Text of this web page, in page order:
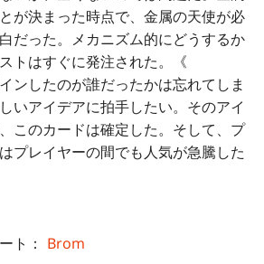
が決まった時点で、金属の天使が必
だった。メカニズム的にどうするか
トはすぐに発注された。《
ンしたのが誰だったかは忘れてしま
いアイデアに拍手したい。そのアイ
このカードは確定した。そして、プ
プレイヤーの間でも人気が急騰した
ト： Brom